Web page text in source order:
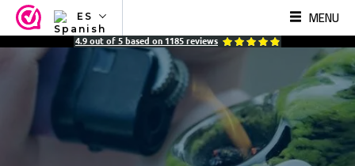
ES
NL
ES
MENU
4.9 out of 5 based on 1185 reviews